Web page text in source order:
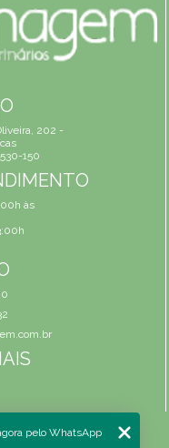
202 -
150
às
pelo WhatsApp